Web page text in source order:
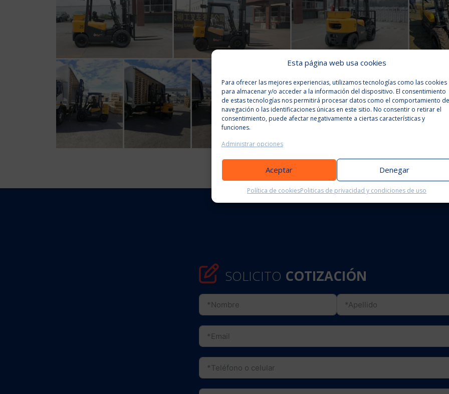
Esta página web usa cookies
Para ofrecer las mejores experiencias, utilizamos tecnologías como las cookies
para almacenar y/o acceder a la información del dispositivo. El consentimiento
de estas tecnologías nos permitirá procesar datos como el comportamiento de
navegación o las identificaciones únicas en este sitio. No consentir o retirar el
consentimiento, puede afectar negativamente a ciertas características y
funciones.
Administrar opciones
Aceptar Denegar
Política de cookiesPoliticas de privacidad y condiciones de uso
SOLICITO COTIZACIÓN